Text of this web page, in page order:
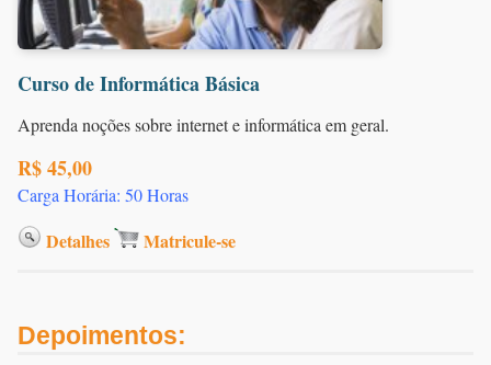
Curso de Informática Básica
Aprenda noções sobre internet e informática em geral.
R$ 45,00
Carga Horária: 50 Horas
Detalhes Matricule-se
Depoimentos: